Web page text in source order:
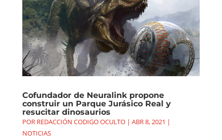
Cofundador de Neuralink propone
construir un Parque Jurásico Real y
resucitar dinosaurios
POR REDACCIÓN CODIGO OCULTO| ABR 8, 2021 |
NOTICIAS